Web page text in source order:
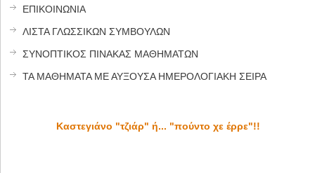
ΕΠΙΚΟΙΝΩΝΙΑ
ΛΙΣΤΑ ΓΛΩΣΣΙΚΩΝ ΣΥΜΒΟΥΛΩΝ
ΣΥΝΟΠΤΙΚΟΣ ΠΙΝΑΚΑΣ ΜΑΘΗΜΑΤΩΝ
ΤΑ ΜΑΘΗΜΑΤΑ ΜΕ ΑΥΞΟΥΣΑ ΗΜΕΡΟΛΟΓΙΑΚΗ ΣΕΙΡΑ
Καστεγιάνο "τζιάρ" ή... "πούντο χε έρρε"!!